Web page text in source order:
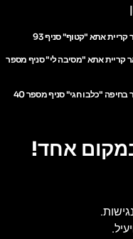
קריית אתא "קטוף" סניף 93
קריית אתא "מסיבה לי" סניף מספר
בחיפה "כלבו חגי" סניף מספר 40
אחד!